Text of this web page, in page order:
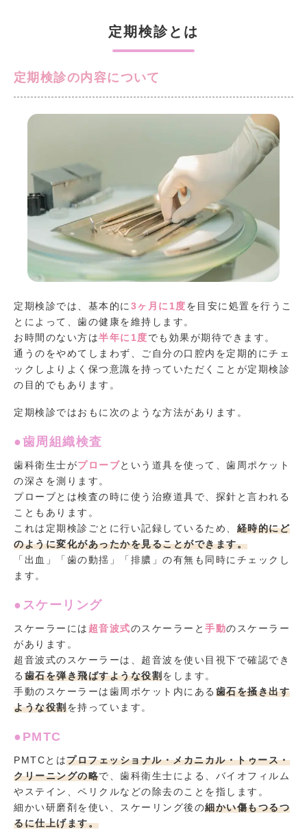
定期検診とは
定期検診の内容について
定期検診では、基本的に 3ヶ月に1度を目安に処置を行うこ
とによって、歯の健康を維持します。
お時間のない方は半年に1度でも効果が期待できます。
通うのをやめてしまわず、ご自分の口腔内を定期的にチェ
ックしよりよく保つ意識を持っていただくことが定期検診
の目的でもあります。
定期検診ではおもに次のような方法があります。
●歯周組織検査
歯科衛生士がプローブという道具を使って、歯周ポケット
の深さを測ります。
プローブとは検査の時に使う治療道具で、探針と言われる
こともあります。
これは定期検診ごとに行い記録しているため、 経時的にど
のように変化があったかを見ることができます。
「出血」「歯の動揺」「排膿」の有無も同時にチェックし
ます。
●スケーリング
スケーラーには 超音波式のスケーラーと 手動のスケーラー
があります。
超音波式のスケーラーは、超音波を使い目視下で確認でき
る 歯石を弾き飛ばすような役割をします。
手動のスケーラーは歯周ポケット内にある 歯石を掻き出す
ような役割を持っています。
●PMTC
PMTCとはプロフェッショナル・メカニカル・トゥース・
クリーニングの略で、歯科衛生士による、バイオフィルム
やステイン、ペリクルなどの除去のことを指します。
細かい研磨剤を使い、スケーリング後の細かい傷もつるつ
るに仕上げます。